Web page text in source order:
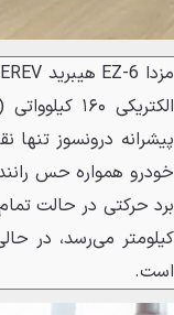
پیشرانه درونسوز
است.